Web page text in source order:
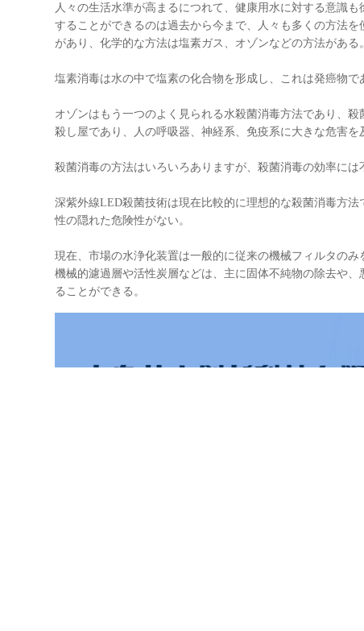
人々の生活水準が高まるにつれて、健康用水に対する意識
することができるのは過去から今まで、人々も多くの方法
があり、化学的な方法は塩素ガス、オゾンなどの方法がある。
塩素消毒は水の中で塩素の化合物を形成し、これは発癌物
オゾンはもう一つのよく見られる水殺菌消毒方法であり、
殺し屋であり、人の呼吸器、神経系、免疫系に大きな危害を
殺菌消毒の方法はいろいろありますが、殺菌消毒の効率に
深紫外線LED殺菌技術は現在比較的に理想的な殺菌消毒方
性の隠れた危険性がない。
現在、市場の水浄化装置は一般的に従来の機械フィルタの
機械的濾過層や活性炭層などは、主に固体不純物の除去や
ることができる。